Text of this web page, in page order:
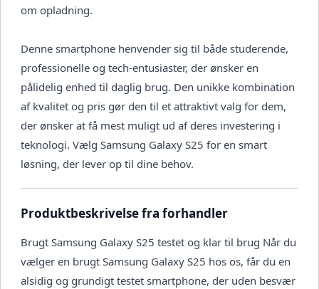
om opladning.
Denne smartphone henvender sig til både studerende,
professionelle og tech-entusiaster, der ønsker en
pålidelig enhed til daglig brug. Den unikke kombination
af kvalitet og pris gør den til et attraktivt valg for dem,
der ønsker at få mest muligt ud af deres investering i
teknologi. Vælg Samsung Galaxy S25 for en smart
løsning, der lever op til dine behov.
Produktbeskrivelse fra forhandler
Brugt Samsung Galaxy S25 testet og klar til brug Når du
vælger en brugt Samsung Galaxy S25 hos os, får du en
alsidig og grundigt testet smartphone, der uden besvær